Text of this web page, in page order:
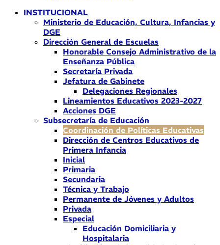
INSTITUCIONAL
Ministerio de Educación, Cultura, Infancias y
DGE
Dirección General de Escuelas
Honorable Consejo Administrativo de la
Enseñanza Pública
Secretaría Privada
Jefatura de Gabinete
Delegaciones Regionales
Lineamientos Educativos 2023-2027
Acciones DGE
Subsecretaría de Educación
Coordinación de Políticas Educativas
Dirección de Centros Educativos de
Primera Infancia
Inicial
Primaria
Secundaria
Técnica y Trabajo
Permanente de Jóvenes y Adultos
Privada
Especial
Educación Domiciliaria y
Hospitalaria